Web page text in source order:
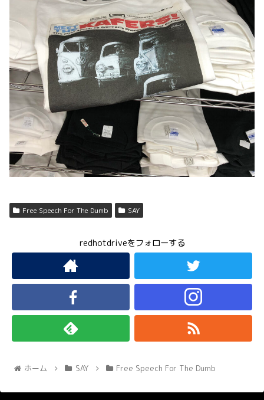
Free Speech For The Dumb SAY
redhotdriveをフォローする
ホーム SAY Free Speech For The Dumb